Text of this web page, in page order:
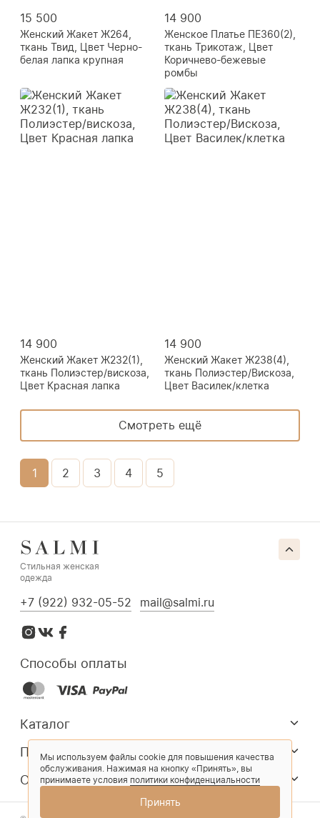
15 500
Женский Жакет Ж264,
ткань Твид, Цвет Черно-
белая лапка крупная
14 900
Женское Платье ПЕ360(2),
ткань Трикотаж, Цвет
Коричнево-бежевые
ромбы
14 900
Женский Жакет Ж232(1),
ткань Полиэстер/вискоза,
Цвет Красная лапка
14 900
Женский Жакет Ж238(4),
ткань Полиэстер/Вискоза,
Цвет Василек/клетка
Смотреть ещё
1 2 3 4 5
Стильная женская
одежда
+7 (922) 932-05-52 mail@salmi.ru
Способы оплаты
Каталог
Покупателям
О компании
Мы используем файлы cookie для повышения качества
обслуживания. Нажимая на кнопку «Принять», вы
принимаете условия политики конфиденциальности
Принять